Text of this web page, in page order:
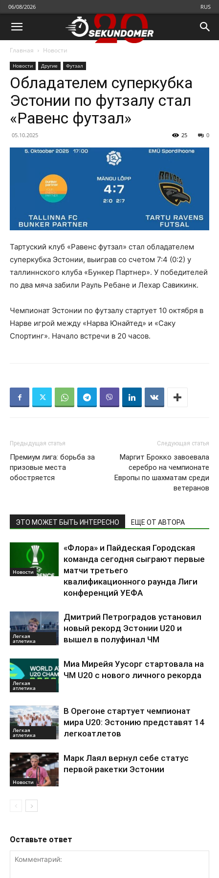
06/08/2026 RUS
Главная Новости
Новости Другие Футзал
Обладателем суперкубка
Эстонии по футзалу стал
«Равенс футзал»
05.10.2025 0
25
Тартуский клуб «Равенс футзал» стал обладателем
суперкубка Эстонии, выиграв со счетом 7:4 (0:2) у
таллиннского клуба «Бункер Партнер». У победителей
по два мяча забили Рауль Ребане и Лехар Савикинк.
Чемпионат Эстонии по футзалу стартует 10 октября в
Нарве игрой между «Нарва Юнайтед» и «Саку
Спортинг». Начало встречи в 20 часов.
Предыдущая статья
Премиум лига: борьба за
призовые места
обостряется
Следующая статья
Маргит Брокко завоевала
серебро на чемпионате
Европы по шахматам среди
ветеранов
ЭТО МОЖЕТ БЫТЬ ИНТЕРЕСНО ЕЩЕ ОТ АВТОРА
Новости
«Флора» и Пайдеская Городская
команда сегодня сыграют первые
матчи третьего
квалификационного раунда Лиги
конференций УЕФА
Легкая
атлетика
Дмитрий Петроградов установил
новый рекорд Эстонии U20 и
вышел в полуфинал ЧМ
Легкая
атлетика
Миа Мирейя Уусорг стартовала на
ЧМ U20 c нового личного рекорда
Легкая
атлетика
В Орегоне стартует чемпионат
мира U20: Эстонию представят 14
легкоатлетов
Новости
Марк Лаял вернул себе статус
первой ракетки Эстонии
Оставьте ответ